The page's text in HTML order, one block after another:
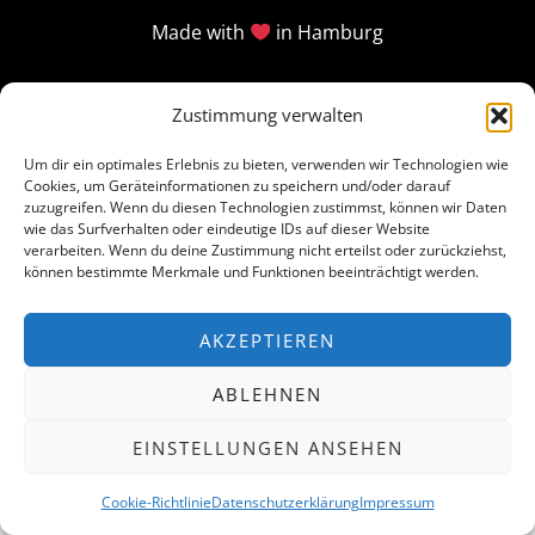
Zustimmung verwalten
Um dir ein optimales Erlebnis zu bieten, verwenden wir Technologien wie
Cookies, um Geräteinformationen zu speichern und/oder darauf
zuzugreifen. Wenn du diesen Technologien zustimmst, können wir Daten
wie das Surfverhalten oder eindeutige IDs auf dieser Website
verarbeiten. Wenn du deine Zustimmung nicht erteilst oder zurückziehst,
können bestimmte Merkmale und Funktionen beeinträchtigt werden.
AKZEPTIEREN
ABLEHNEN
EINSTELLUNGEN ANSEHEN
Cookie-RichtlinieDatenschutzerklärungImpressum
Made with in Hamburg